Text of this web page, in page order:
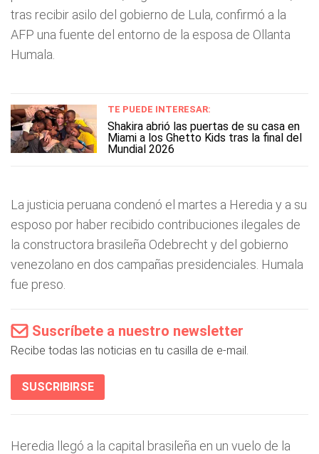
tras recibir asilo del gobierno de Lula, confirmó a la
AFP una fuente del entorno de la esposa de Ollanta
Humala.
TE PUEDE INTERESAR:
Shakira abrió las puertas de su casa en
Miami a los Ghetto Kids tras la final del
Mundial 2026
La justicia peruana condenó el martes a Heredia y a su
esposo por haber recibido contribuciones ilegales de
la constructora brasileña Odebrecht y del gobierno
venezolano en dos campañas presidenciales. Humala
fue preso.
Suscríbete a nuestro newsletter
Recibe todas las noticias en tu casilla de e-mail.
SUSCRIBIRSE
Heredia llegó a la capital brasileña en un vuelo de la